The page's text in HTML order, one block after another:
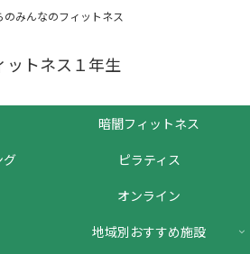
のみんなのフィットネス
ットネス１年生
暗闇フィットネス
グ
ピラティス
オンライン
地域別おすすめ施設